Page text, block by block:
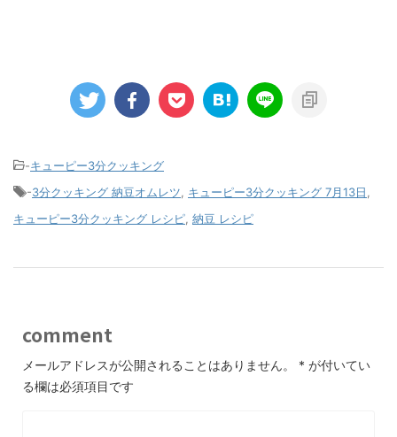
-キューピー3分クッキング
-3分クッキング 納豆オムレツ キューピー3分クッキング 7月13日
キューピー3分クッキング レシピ 納豆 レシピ
comment
メールアドレスが公開されることはありません。 * が付いてい
る欄は必須項目です